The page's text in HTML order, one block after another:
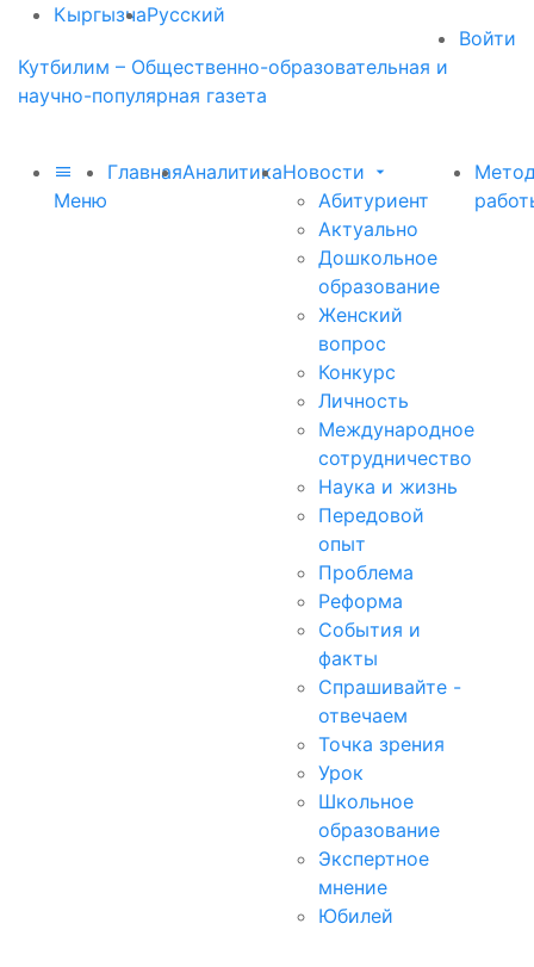
КыргызчаРусский
Войти
Кутбилим – Общественно-образовательная и
научно-популярная газета
Меню
ГлавнаяАналитикаНовости
Абитуриент
Актуально
Дошкольное
образование
Женский
вопрос
Конкурс
Личность
Международное
сотрудничество
Наука и жизнь
Передовой
опыт
Проблема
Реформа
События и
факты
Спрашивайте -
отвечаем
Точка зрения
Урок
Школьное
образование
Экспертное
мнение
Юбилей